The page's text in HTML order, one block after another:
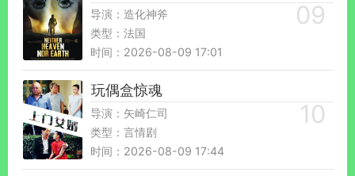
导演：造化神斧
类型：法国
时间：2026-08-09 17:01
玩偶盒惊魂
导演：矢崎仁司
类型：言情剧
时间：2026-08-09 17:44